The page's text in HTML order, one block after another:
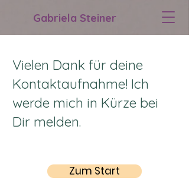
Gabriela Steiner
Vielen Dank für deine
Kontaktaufnahme! Ich
werde mich in Kürze bei
Dir melden.
Zum Start